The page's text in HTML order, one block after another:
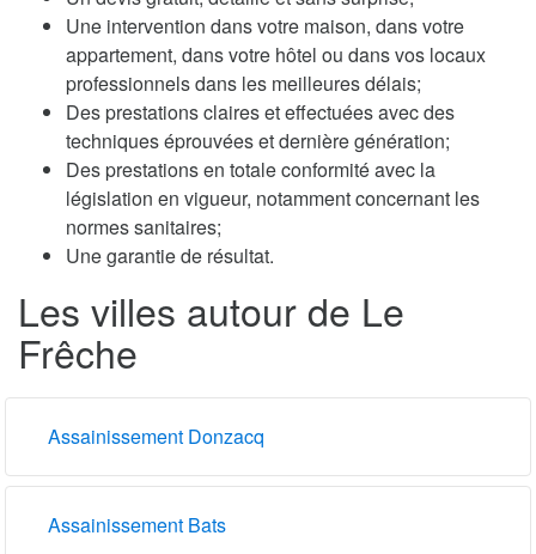
Une intervention dans votre maison, dans votre
appartement, dans votre hôtel ou dans vos locaux
professionnels dans les meilleures délais;
Des prestations claires et effectuées avec des
techniques éprouvées et dernière génération;
Des prestations en totale conformité avec la
législation en vigueur, notamment concernant les
normes sanitaires;
Une garantie de résultat.
Les villes autour de Le
Frêche
Assainissement Donzacq
Assainissement Bats